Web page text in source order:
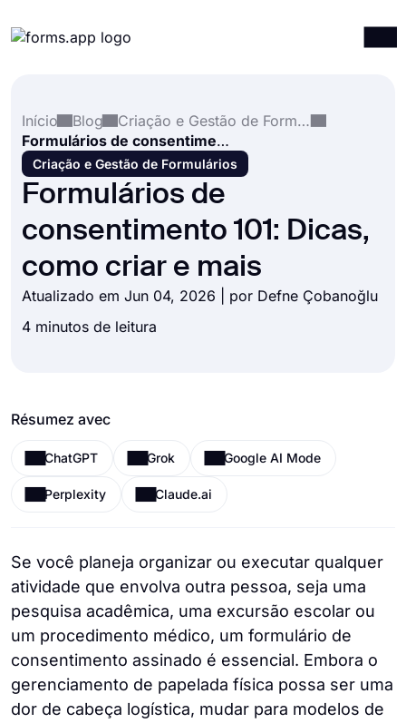
Integrações
Modelos
Recursos
Preços
Início
Blog
Criação e Gestão de Formulários
Formulários de consentimento 101: Dicas, como criar e mais
Criação e Gestão de Formulários
Formulários de
consentimento 101: Dicas,
como criar e mais
Atualizado em Jun 04, 2026 | por Defne Çobanoğlu
4 minutos de leitura
Résumez avec
ChatGPT Grok Google AI Mode
Perplexity Claude.ai
Se você planeja organizar ou executar qualquer
atividade que envolva outra pessoa, seja uma
pesquisa acadêmica, uma excursão escolar ou
um procedimento médico, um formulário de
consentimento assinado é essencial. Embora o
gerenciamento de papelada física possa ser uma
dor de cabeça logística, mudar para modelos de